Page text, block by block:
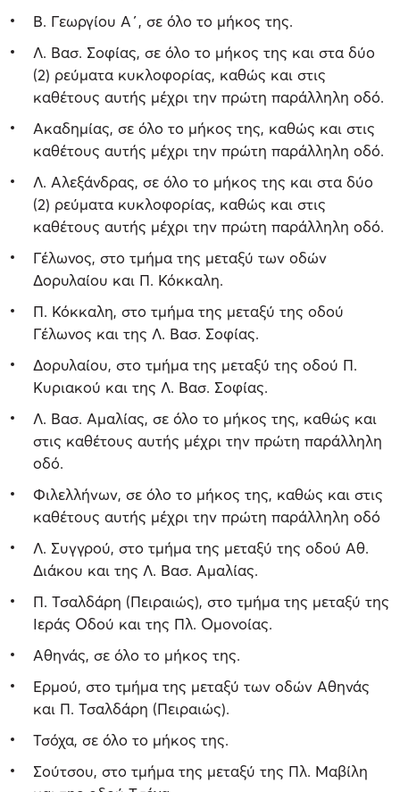
Β. Γεωργίου Α΄, σε όλο το μήκος της.
Λ. Βασ. Σοφίας, σε όλο το μήκος της και στα δύο
(2) ρεύματα κυκλοφορίας, καθώς και στις
καθέτους αυτής μέχρι την πρώτη παράλληλη οδό.
Ακαδημίας, σε όλο το μήκος της, καθώς και στις
καθέτους αυτής μέχρι την πρώτη παράλληλη οδό.
Λ. Αλεξάνδρας, σε όλο το μήκος της και στα δύο
(2) ρεύματα κυκλοφορίας, καθώς και στις
καθέτους αυτής μέχρι την πρώτη παράλληλη οδό.
Γέλωνος, στο τμήμα της μεταξύ των οδών
Δορυλαίου και Π. Κόκκαλη.
Π. Κόκκαλη, στο τμήμα της μεταξύ της οδού
Γέλωνος και της Λ. Βασ. Σοφίας.
Δορυλαίου, στο τμήμα της μεταξύ της οδού Π.
Κυριακού και της Λ. Βασ. Σοφίας.
Λ. Βασ. Αμαλίας, σε όλο το μήκος της, καθώς και
στις καθέτους αυτής μέχρι την πρώτη παράλληλη
οδό.
Φιλελλήνων, σε όλο το μήκος της, καθώς και στις
καθέτους αυτής μέχρι την πρώτη παράλληλη οδό
Λ. Συγγρού, στο τμήμα της μεταξύ της οδού Αθ.
Διάκου και της Λ. Βασ. Αμαλίας.
Π. Τσαλδάρη (Πειραιώς), στο τμήμα της μεταξύ της
Ιεράς Οδού και της Πλ. Ομονοίας.
Αθηνάς, σε όλο το μήκος της.
Ερμού, στο τμήμα της μεταξύ των οδών Αθηνάς
και Π. Τσαλδάρη (Πειραιώς).
Τσόχα, σε όλο το μήκος της.
Σούτσου, στο τμήμα της μεταξύ της Πλ. Μαβίλη